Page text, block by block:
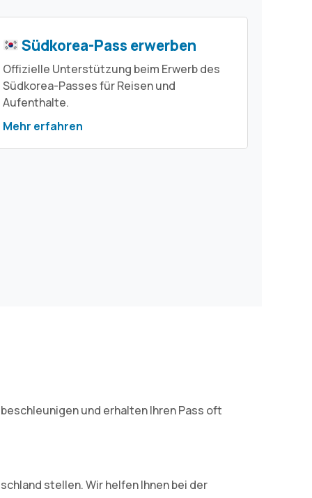
Südkorea-Pass erwerben
Offizielle Unterstützung beim Erwerb des
Südkorea-Passes für Reisen und
Aufenthalte.
Mehr erfahren
und erhalten Ihren Pass oft
stellen. Wir helfen Ihnen bei der